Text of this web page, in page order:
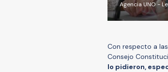
Agencia UNO -
Con respecto a
Consejo
lo pidieron,